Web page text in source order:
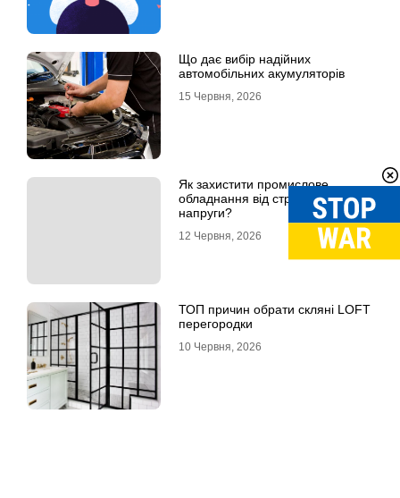
Що дає вибір надійних
автомобільних акумуляторів
15 Червня, 2026
Як захистити промислове
обладнання від стрибків
напруги?
12 Червня, 2026
ТОП причин обрати скляні LOFT
перегородки
10 Червня, 2026